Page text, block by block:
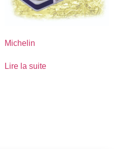
Michelin
Lire la suite